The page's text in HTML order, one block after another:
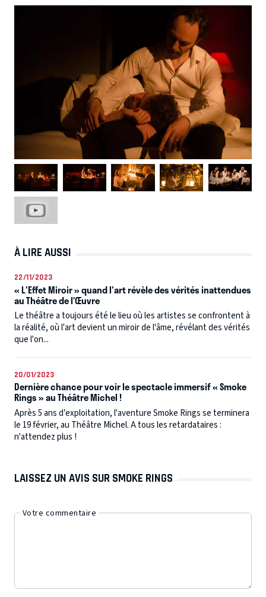
À LIRE AUSSI
22/11/2023
« L'Effet Miroir » quand l'art révèle des vérités inattendues
au Théâtre de l’Œuvre
Le théâtre a toujours été le lieu où les artistes se confrontent à
la réalité, où l'art devient un miroir de l'âme, révélant des vérités
que l'on...
20/01/2023
Dernière chance pour voir le spectacle immersif « Smoke
Rings » au Théâtre Michel !
Après 5 ans d’exploitation, l'aventure Smoke Rings se terminera
le 19 février, au Théâtre Michel. A tous les retardataires :
n'attendez plus !
LAISSEZ UN AVIS SUR SMOKE RINGS
Votre commentaire